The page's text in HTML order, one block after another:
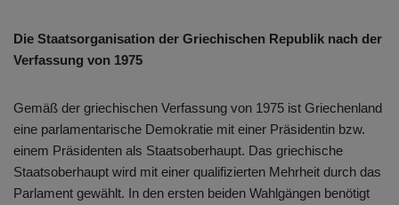
Die Staatsorganisation der Griechischen Republik nach der
Verfassung von 1975
Gemäß der griechischen Verfassung von 1975 ist Griechenland
eine parlamentarische Demokratie mit einer Präsidentin bzw.
einem Präsidenten als Staatsoberhaupt. Das griechische
Staatsoberhaupt wird mit einer qualifizierten Mehrheit durch das
Parlament gewählt. In den ersten beiden Wahlgängen benötigt